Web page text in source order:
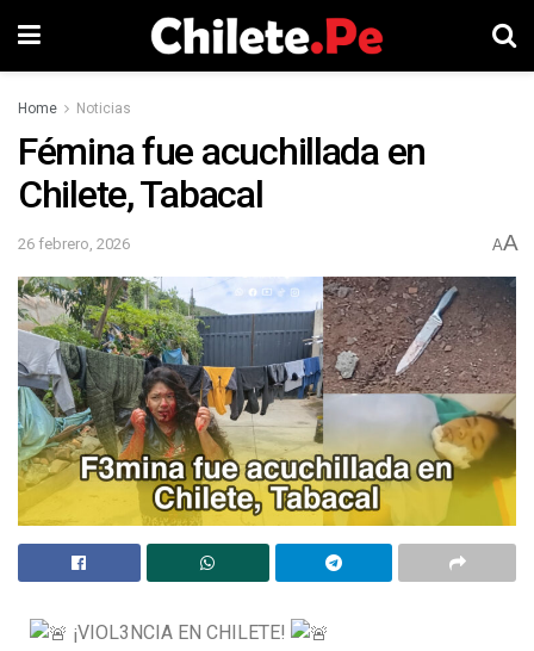
Home Noticias
Fémina fue acuchillada en
Chilete, Tabacal
26 febrero, 2026 AA
¡VIOL3NCIA EN CHILETE!